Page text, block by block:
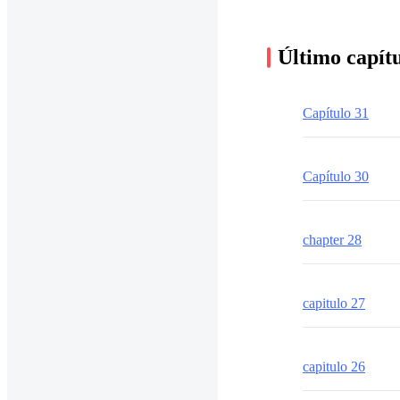
Último
Capítulo 31
Capítulo 30
chapter 28
capitulo 27
capitulo 26